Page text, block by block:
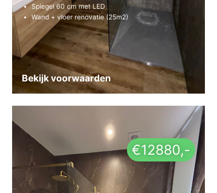
Spiegel 60 cm met LED
Wand + vloer renovatie (25m2)
Bekijk voorwaarden
€12880,-